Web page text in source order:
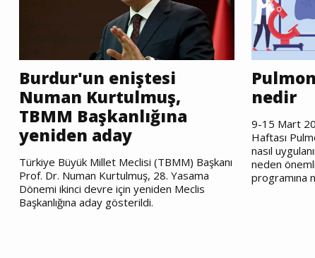
Burdur'un eniştesi
Numan Kurtulmuş,
TBMM Başkanlığına
yeniden aday
Türkiye Büyük Millet Meclisi (TBMM) Başkanı
Prof. Dr. Numan Kurtulmuş, 28. Yasama
Dönemi ikinci devre için yeniden Meclis
Başkanlığına aday gösterildi.
nedir
9-15 Mart
Haftası
nasıl
neden
programına